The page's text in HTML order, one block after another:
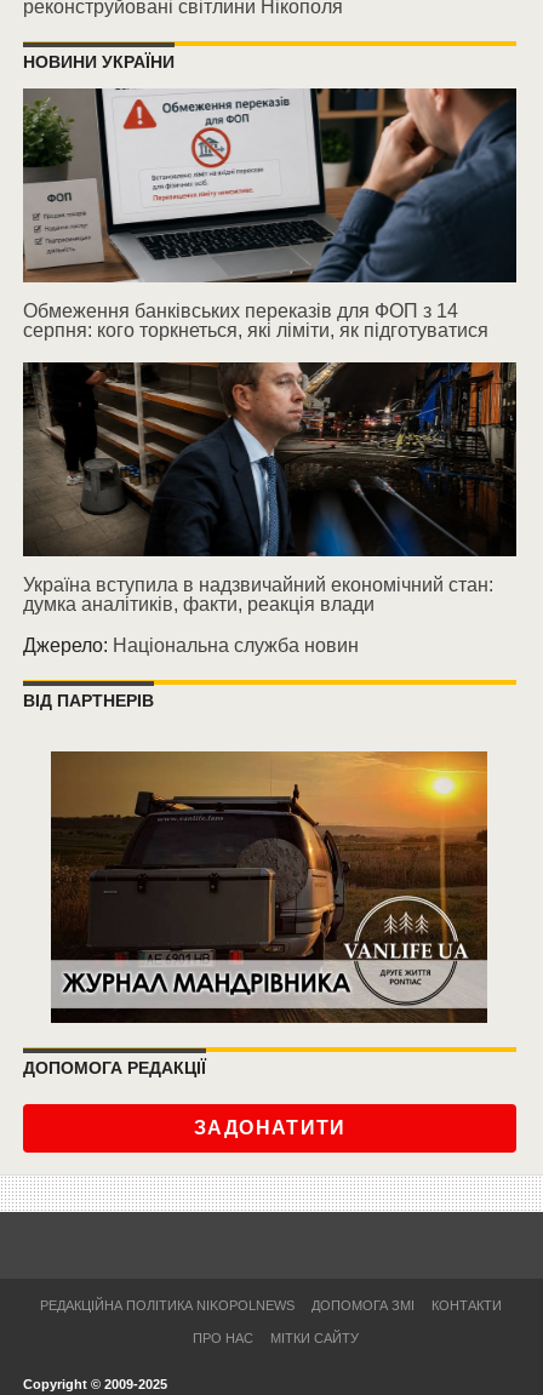
реконструйовані світлини Нікополя
НОВИНИ УКРАЇНИ
Обмеження банківських переказів для ФОП з 14
серпня: кого торкнеться, які ліміти, як підготуватися
Україна вступила в надзвичайний економічний стан:
думка аналітиків, факти, реакція влади
Джерело: Національна служба новин
ВІД ПАРТНЕРІВ
ДОПОМОГА РЕДАКЦІЇ
ЗАДОНАТИТИ
РЕДАКЦІЙНА ПОЛІТИКА NIKOPOLNEWS ДОПОМОГА ЗМІ КОНТАКТИ
ПРО НАС МІТКИ САЙТУ
Copyright © 2009-2025